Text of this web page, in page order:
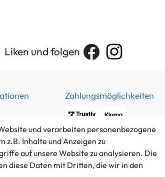
Liken und folgen
Fragen
Versand
Zahlungsmöglichkeiten
Mitglied im Händlerbund
und verarbeiten personenbezogene
z.B. Inhalte und Anzeigen zu
auf unsere Website zu analysieren. Die
diese Daten mit Dritten, die wir in den